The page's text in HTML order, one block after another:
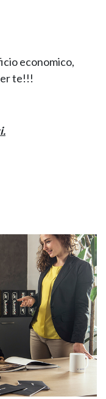
economico,
te!!!
.